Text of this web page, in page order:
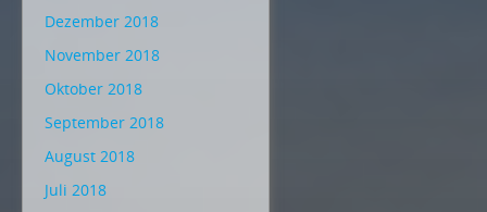
Dezember 2018
November 2018
Oktober 2018
September 2018
August 2018
Juli 2018